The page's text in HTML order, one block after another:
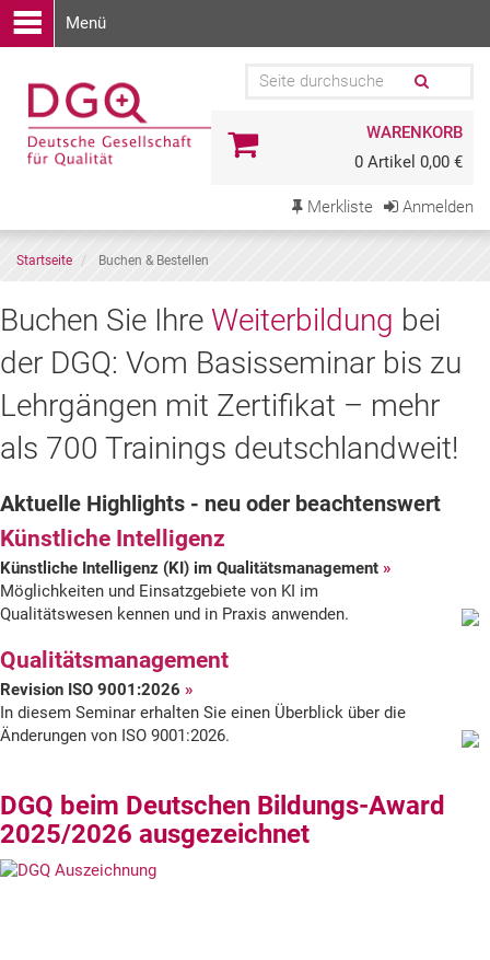
Menü
WARENKORB
0 Artikel 0,00 €
Merkliste Anmelden
Startseite Buchen & Bestellen
Buchen
Sie
Ihre
Weiterbildung
bei
der
DGQ
Buchen Sie Ihre Weiterbildung bei
der DGQ: Vom Basisseminar bis zu
Lehrgängen mit Zertifikat – mehr
als 700 Trainings deutschlandweit!
Aktuelle Highlights - neu oder beachtenswert
Künstliche Intelligenz
Künstliche Intelligenz (KI) im Qualitätsmanagement
Möglichkeiten und Einsatzgebiete von KI im
Qualitätswesen kennen und in Praxis anwenden.
Qualitätsmanagement
Revision ISO 9001:2026
In diesem Seminar erhalten Sie einen Überblick über die
Änderungen von ISO 9001:2026.
DGQ beim Deutschen Bildungs-Award
2025/2026 ausgezeichnet